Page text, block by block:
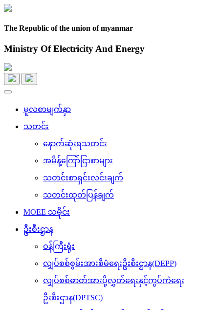
The Republic of the union of myanmar
Ministry Of Electricity And Energy
Toggle
မူလစာမျက်နှာ
သတင်း
နောက်ဆုံးရသတင်း
အမိန့်ကြော်ငြာစာများ
သတင်းစာရှင်းလင်းချက်
သတင်းထုတ်ပြန်ချက်
MOEE သမိုင်း
ဦးစီးဌာန
ဝန်ကြီးရုံး
လျှပ်စစ်စွမ်းအားစီမံရေးဦးစီးဌာန(DEPP)
လျှပ်စစ်ဓာတ်အားပို့လွှတ်ရေးနှင့်ကွပ်ကဲရေး
ဦးစီးဌာန(DPTSC)